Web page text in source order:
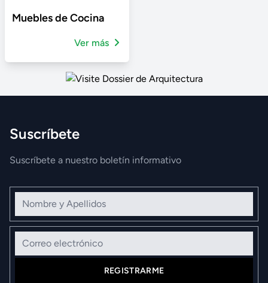
Muebles de Cocina
Ver más
Suscríbete
Suscríbete a nuestro boletín informativo
Nombre y Apellidos
Correo electrónico
REGISTRARME